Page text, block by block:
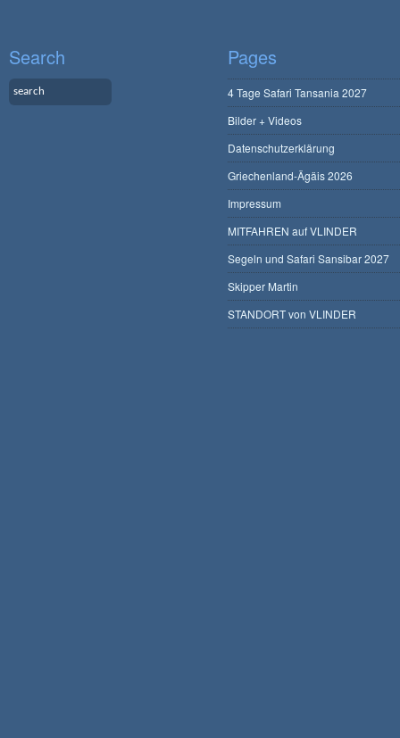
Search Pages
4 Tage Safari Tansania 2027
Bilder + Videos
Datenschutzerklärung
Griechenland-Ägäis 2026
Impressum
MITFAHREN auf VLINDER
Segeln und Safari Sansibar 2027
Skipper Martin
STANDORT von VLINDER